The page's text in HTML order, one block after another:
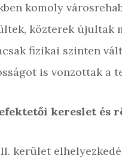
komoly
közterek újultak
fizikai szinten
is vonzottak a
kereslet és
kerület